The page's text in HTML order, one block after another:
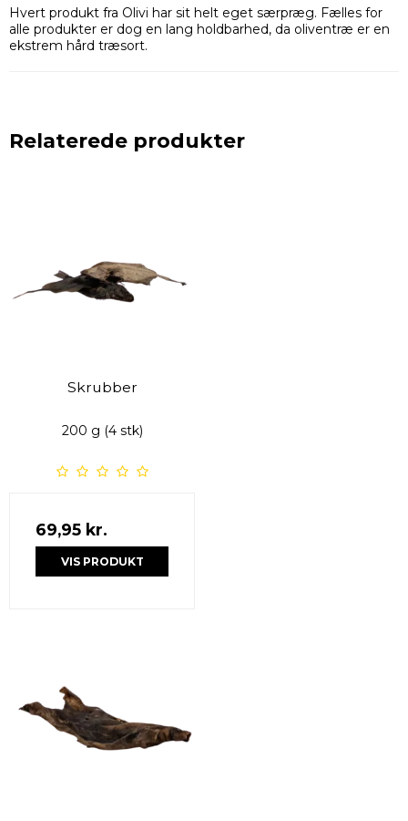
Hvert produkt fra Olivi har sit helt eget særpræg. Fælles for
alle produkter er dog en lang holdbarhed, da oliventræ er en
ekstrem hård træsort.
Relaterede produkter
Skrubber
200 g (4 stk)
69,95 kr.
VIS PRODUKT